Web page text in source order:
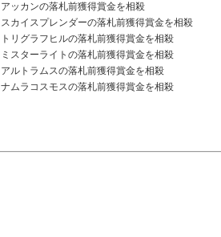
アッカンの落札前獲得賞金を相殺
スカイスプレンダーの落札前獲得賞金を相殺
トリグラフヒルの落札前獲得賞金を相殺
ミスターライトの落札前獲得賞金を相殺
アルトラムスの落札前獲得賞金を相殺
ナムラコスモスの落札前獲得賞金を相殺